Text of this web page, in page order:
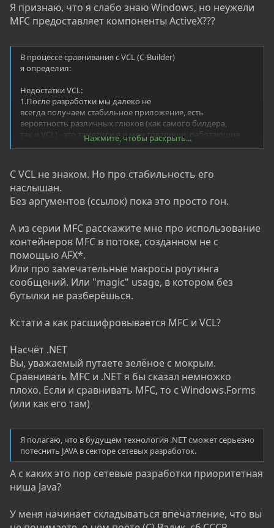
Я признаю, что я слабо знаю Windows, но неужели
MFC предоставляет компоненты ActiveX???
В процессе сравнивания с VCL (C-Builder)
я определил:
Недостатки VCL:
1.После разработки мы далеко не
всегда получаем стабильное приложение, есть
вероятность различных глюков (как самого билдера,
так и VCL) - это заметили я и мои товарищи, работающие
Нажмите, чтобы раскрыть...
С VCL не знаком. Но про стабильность его
наслышан.
Без аргументов (ссылок) пока это просто гон.
А из серии MFC расскажите мне про использование
контейнеров MFC в потоке, созданном не с
помощью AFX*.
Или про замечательные макросы роутинга
сообщений. Или "magic" usage, в котором без
бутылки не разберёшься.
Кстати а как расшифровывается MFC и VCL?
Насчёт .NET
Вы, уважаемый путаете зелёное с мокрым.
Сравнивать MFC и .NET я бы сказал немножко
плохо. Если и сравнивать MFC, то с Windows.Forms
(или как его там)
Я полагаю, что в будущем технология .NET сможет серьезно
потеснить JAVA в секторе сетевых разработок.
А с каких это пор сетевые разработки приоритетная
ниша Java?
У меня начинает складываться впечатление, что вы